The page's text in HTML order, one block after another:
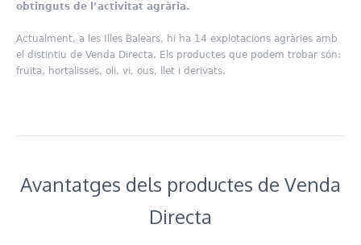
obtinguts de l’activitat agrària.
Actualment, a les Illes Balears, hi ha 14 explotacions agràries amb
el distintiu de Venda Directa. Els productes que podem trobar són:
fruita, hortalisses, oli, vi, ous, llet i derivats.
Avantatges dels productes de Venda
Directa